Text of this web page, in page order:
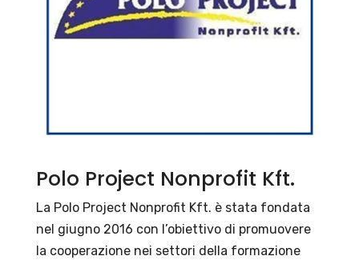
Polo Project Nonprofit Kft.
La Polo Project Nonprofit Kft. è stata fondata
nel giugno 2016 con l’obiettivo di promuovere
la cooperazione nei settori della formazione